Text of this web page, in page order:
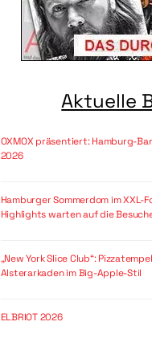
Aktuelle
OXMOX präsentiert: Hamburg-
2026
Hamburger Sommerdom im XXL-
Highlights warten auf die
„New York Slice Club“:
Alsterarkaden im Big-Apple-Stil
ELBRIOT 2026